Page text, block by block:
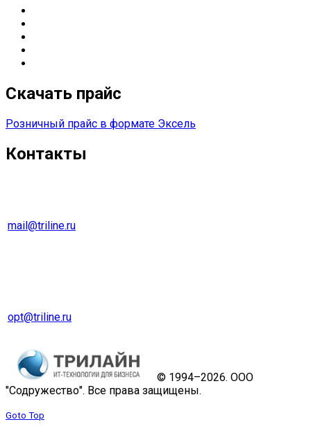
Скачать прайс
Розничный прайс в формате Эксель
Контакты
mail@triline.ru
opt@triline.ru
© 1994–2026. ООО
"Содружество". Все права защищены.
Goto Top